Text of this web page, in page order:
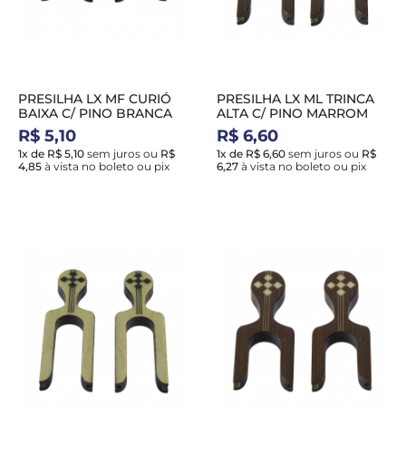
PRESILHA LX MF CURIÓ
BAIXA C/ PINO BRANCA
R$ 5,10
1x de R$ 5,10 sem juros ou R$
4,85 à vista no boleto ou pix
PRESILHA LX ML TRINCA
ALTA C/ PINO MARROM
R$ 6,60
1x de R$ 6,60 sem juros ou R$
6,27 à vista no boleto ou pix